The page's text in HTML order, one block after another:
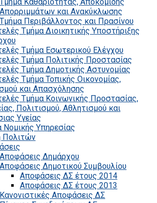
Απορριμμάτων και Ανακύκλωσης
Τμήμα Περιβάλλοντος και Πρασίνου
Τμήμα Διοικητικής Υποστήριξης
Τμήμα Εσωτερικού Ελέγχου
Τμήμα Πολιτικής Προστασίας
Τμήμα Δημοτικής Αστυνομίας
Τμήμα Τοπικής Οικονομίας,
και Απασχόλησης
Τμήμα Κοινωνικής Προστασίας,
Πολιτισμού, Αθλητισμού και
Υγείας
Νομικής Υπηρεσίας
Πολιτών
Αποφάσεις Δημάρχου
Αποφάσεις Δημοτικού Συμβουλίου
Αποφάσεις ΔΣ έτους 2014
Αποφάσεις ΔΣ έτους 2013
Κανονιστικές Αποφάσεις ΔΣ